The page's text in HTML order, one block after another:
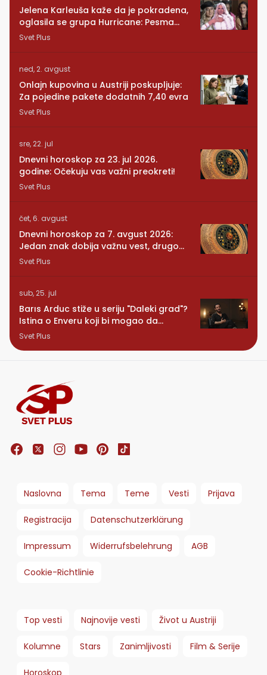
Jelena Karleuša kaže da je pokradena,
oglasila se grupa Hurricane: Pesma
RUNDE je naša!
Svet Plus
ned, 2. avgust
Onlajn kupovina u Austriji poskupljuje:
Za pojedine pakete dodatnih 7,40 evra
Svet Plus
sre, 22. jul
Dnevni horoskop za 23. jul 2026.
godine: Očekuju vas važni preokreti!
Svet Plus
čet, 6. avgust
Dnevni horoskop za 7. avgust 2026:
Jedan znak dobija važnu vest, drugom
se vraća osoba iz prošlosti
Svet Plus
sub, 25. jul
Barıs Arduc stiže u seriju "Daleki grad"?
Istina o Enveru koji bi mogao da
promeni sve
Svet Plus
Naslovna Tema Teme Vesti Prijava
Registracija Datenschutzerklärung
Impressum Widerrufsbelehrung AGB
Cookie-Richtlinie
Top vesti Najnovije vesti Život u Austriji
Kolumne Stars Zanimljivosti Film & Serije
Horoskop